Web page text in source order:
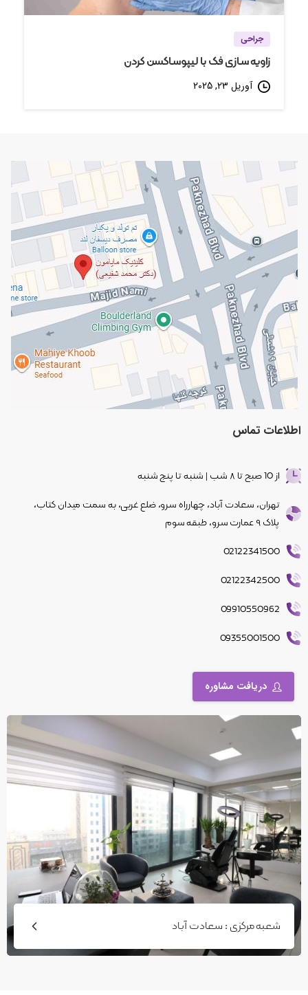
جراحی
زاویه سازی فک با لیپوساکشن گردن
آوریل 23, 2025
اطلاعات تماس
از 10 صبح تا ۸ شب | شنبه تا پنج شنبه
تهران، سعادت آباد، چهار‌راه سرو، ضلع غربی، به سمت میدان کتاب،
پلاک ۹ عمارت سرو، طبقه سوم
02122341500
02122342500
09910550962
09355001500
دریافت مشاوره
شعبه مرکزی : سعادت آباد